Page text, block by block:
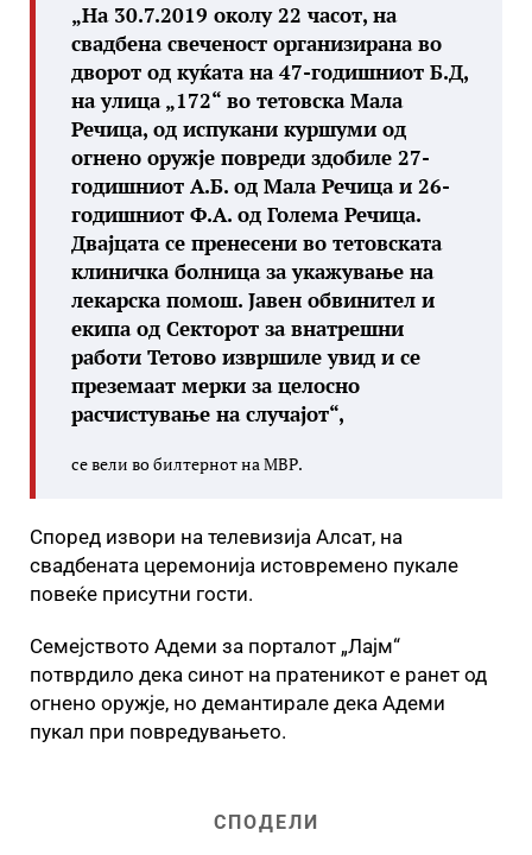
„На 30.7.2019 околу 22 часот, на
свадбена свеченост организирана во
дворот од куќата на 47-годишниот Б.Д,
на улица „172“ во тетовска Мала
Речица, од испукани куршуми од
огнено оружје повреди здобиле 27-
годишниот А.Б. од Мала Речица и 26-
годишниот Ф.А. од Голема Речица.
Двајцата се пренесени во тетовската
клиничка болница за укажување на
лекарска помош. Јавен обвинител и
екипа од Секторот за внатрешни
работи Тетово извршиле увид и се
преземаат мерки за целосно
расчистување на случајот“,
се вели во билтернот на МВР.
Според извори на телевизија Алсат, на
свадбената церемонија истовремено пукале
повеќе присутни гости.
Семејството Адеми за порталот „Лајм“
потврдило дека синот на пратеникот е ранет од
огнено оружје, но демантирале дека Адеми
пукал при повредувањето.
СПОДЕЛИ